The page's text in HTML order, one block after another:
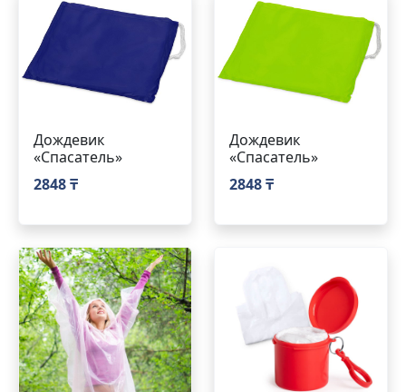
Дождевик
«Спасатель»
2848 ₸
Дождевик
«Спасатель»
2848 ₸